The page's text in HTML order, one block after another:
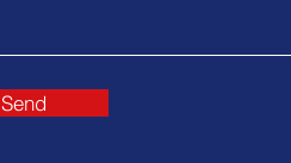
Send